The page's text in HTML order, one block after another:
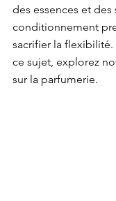
des essences et des
conditionnement
sacrifier la
ce sujet, explorez
sur la parfumerie.